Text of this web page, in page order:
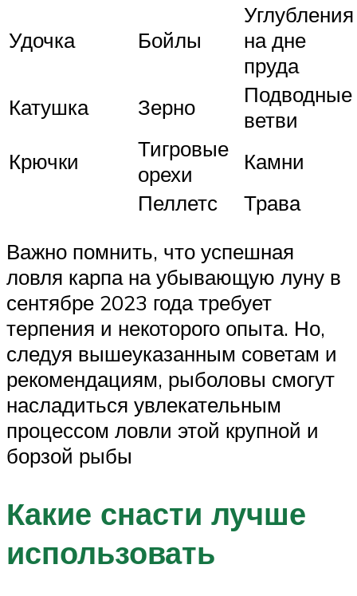
Удочка Бойлы
Углубления
на дне
пруда
Катушка
Зерно
Подводные
ветви
Крючки
Тигровые
орехи
Камни
Пеллетс
Трава
Важно помнить, что успешная
ловля карпа на убывающую луну в
сентябре 2023 года требует
терпения и некоторого опыта. Но,
следуя вышеуказанным советам и
рекомендациям, рыболовы смогут
насладиться увлекательным
процессом ловли этой крупной и
борзой рыбы
Какие снасти лучше
использовать